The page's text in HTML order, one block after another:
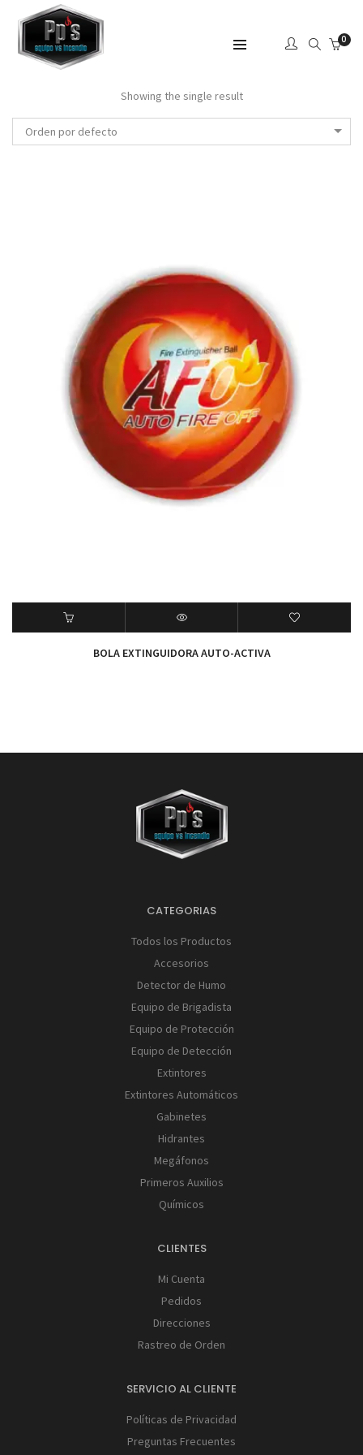
0
Showing the single result
Orden por defecto
BOLA EXTINGUIDORA AUTO-ACTIVA
CATEGORIAS
Todos los Productos
Accesorios
Detector de Humo
Equipo de Brigadista
Equipo de Protección
Equipo de Detección
Extintores
Extintores Automáticos
Gabinetes
Hidrantes
Megáfonos
Primeros Auxilios
Químicos
CLIENTES
Mi Cuenta
Pedidos
Direcciones
Rastreo de Orden
SERVICIO AL CLIENTE
Políticas de Privacidad
Preguntas Frecuentes